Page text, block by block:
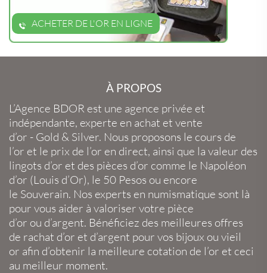
ACHETER DE L'OR EN LIGNE
À PROPOS
L’Agence BDOR est une agence privée et
indépendante, experte en achat et vente
d’or - Gold & Silver. Nous proposons le cours de
l’or et le prix de l’or en direct, ainsi que la valeur des
lingots d’or et des pièces d’or comme le Napoléon
d’or (Louis d’Or), le 50 Pesos ou encore
le Souverain. Nos experts en numismatique sont là
pour vous aider à valoriser votre pièce
d’or ou d’argent. Bénéficiez des meilleures offres
de rachat d’or et d’argent pour vos bijoux ou vieil
or afin d’obtenir la meilleure cotation de l’or et ceci
au meilleur moment.